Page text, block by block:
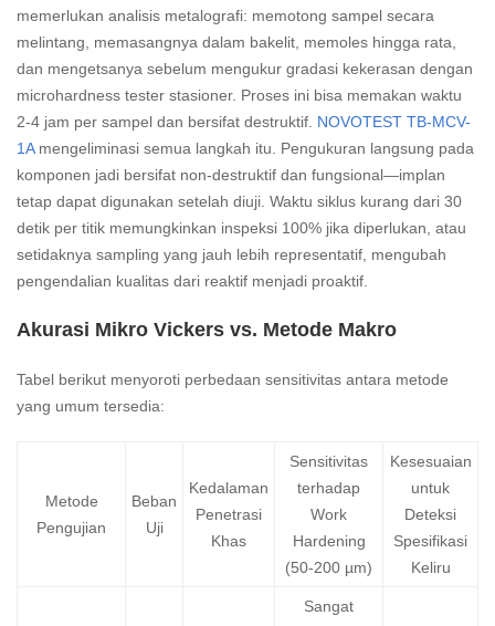
memerlukan analisis metalografi: memotong sampel secara
melintang, memasangnya dalam bakelit, memoles hingga rata,
dan mengetsanya sebelum mengukur gradasi kekerasan dengan
microhardness tester stasioner. Proses ini bisa memakan waktu
2-4 jam per sampel dan bersifat destruktif. NOVOTEST TB-MCV-
1Amengeliminasi semua langkah itu. Pengukuran langsung pada
komponen jadi bersifat non-destruktif dan fungsional—implan
tetap dapat digunakan setelah diuji. Waktu siklus kurang dari 30
detik per titik memungkinkan inspeksi 100% jika diperlukan, atau
setidaknya sampling yang jauh lebih representatif, mengubah
pengendalian kualitas dari reaktif menjadi proaktif.
Akurasi Mikro Vickers vs. Metode Makro
Tabel berikut menyoroti perbedaan sensitivitas antara metode
yang umum tersedia:
Metode
Pengujian
Beban
Uji
Kedalaman
Penetrasi
Khas
Sensitivitas
terhadap
Work
Hardening
(50-200 µm)
Kesesuaian
untuk
Deteksi
Spesifikasi
Keliru
Sangat